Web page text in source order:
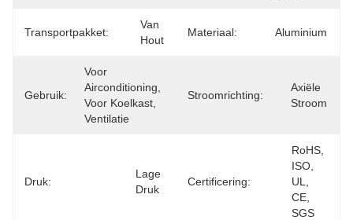
Transportpakket:
Van
Hout
Materiaal: Aluminium
Gebruik:
Voor
Airconditioning,
Voor Koelkast,
Ventilatie
Stroomrichting:
Axiële
Stroom
Druk:
Lage
Druk
Certificering:
RoHS,
ISO,
UL,
CE,
SGS